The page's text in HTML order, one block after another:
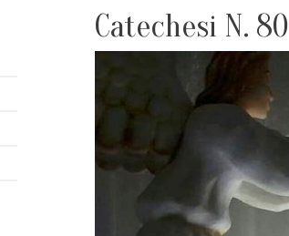
Catechesi N. 80